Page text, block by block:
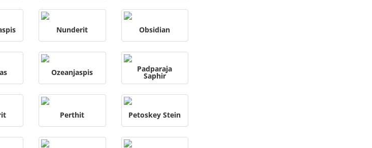
Nunderit Obsidian
Ozeanjaspis Padparaja
Saphir
Perthit Petoskey Stein